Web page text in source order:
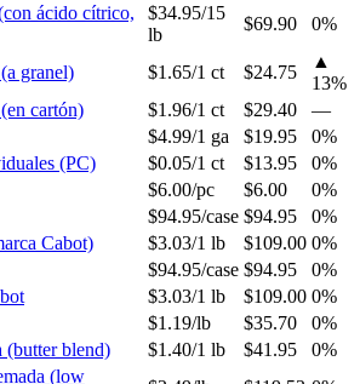
ácido cítrico,
$34.95/15
lb
$69.90 0%
granel) $1.65/1 ct $24.75
▲
13%
cartón)
$1.96/1 ct $29.40
—
$4.99/1 ga $19.95
0%
(PC)
$0.05/1 ct $13.95
0%
$6.00/pc $6.00
0%
$94.95/case $94.95
0%
Cabot)
$3.03/1 lb $109.00 0%
$94.95/case $94.95
0%
$3.03/1 lb $109.00 0%
$1.19/lb $35.70
0%
(butter blend)
$1.40/1 lb $41.95
0%
(low